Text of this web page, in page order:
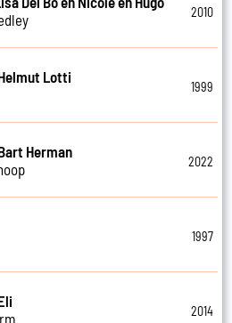
2010
Lotti
1999
Herman
2022
1997
2014